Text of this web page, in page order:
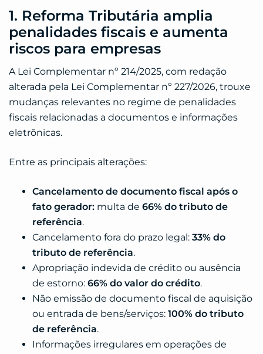
1. Reforma Tributária amplia
penalidades fiscais e aumenta
riscos para empresas
A Lei Complementar nº 214/2025, com redação
alterada pela Lei Complementar nº 227/2026, trouxe
mudanças relevantes no regime de penalidades
fiscais relacionadas a documentos e informações
eletrônicas.
Entre as principais alterações:
Cancelamento de documento fiscal após o
fato gerador: multa de 66% do tributo de
referência.
Cancelamento fora do prazo legal: 33% do
tributo de referência.
Apropriação indevida de crédito ou ausência
de estorno: 66% do valor do crédito.
Não emissão de documento fiscal de aquisição
ou entrada de bens/serviços: 100% do tributo
de referência.
Informações irregulares em operações de